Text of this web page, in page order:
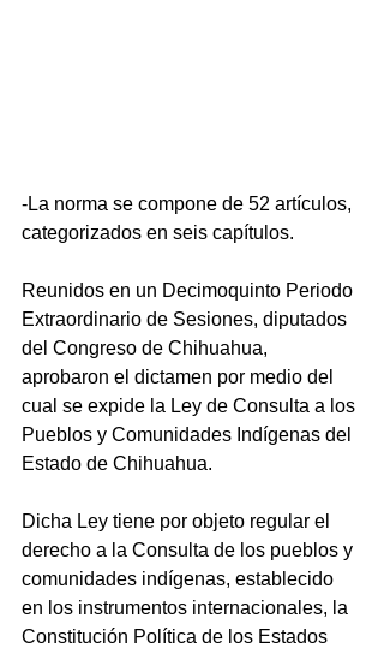
-La norma se compone de 52 artículos,
categorizados en seis capítulos.
Reunidos en un Decimoquinto Periodo
Extraordinario de Sesiones, diputados
del Congreso de Chihuahua,
aprobaron el dictamen por medio del
cual se expide la Ley de Consulta a los
Pueblos y Comunidades Indígenas del
Estado de Chihuahua.
Dicha Ley tiene por objeto regular el
derecho a la Consulta de los pueblos y
comunidades indígenas, establecido
en los instrumentos internacionales, la
Constitución Política de los Estados